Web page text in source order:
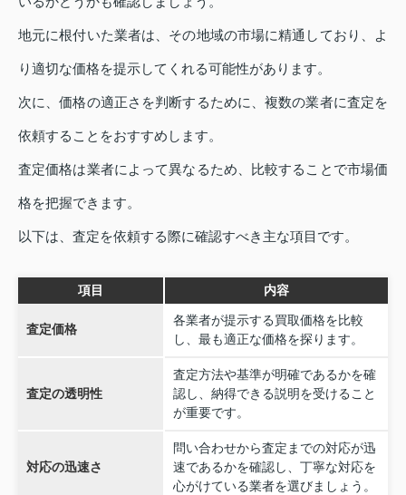
地元に根付いた業者は、その地域の市場に精通しており、よ
り適切な価格を提示してくれる可能性があります。
次に、価格の適正さを判断するために、複数の業者に査定を
依頼することをおすすめします。
査定価格は業者によって異なるため、比較することで市場価
格を把握できます。
以下は、査定を依頼する際に確認すべき主な項目です。
項目 内容
査定価格
各業者が提示する買取価格を比較
し、最も適正な価格を探ります。
査定の透明性
査定方法や基準が明確であるかを確
認し、納得できる説明を受けること
が重要です。
対応の迅速さ
問い合わせから査定までの対応が迅
速であるかを確認し、丁寧な対応を
心がけている業者を選びましょう。